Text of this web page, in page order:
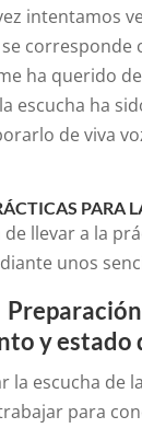
intentamos
corresponde
ha querido
escucha ha
de viva
PARA
llevar a la
unos
y estado
la escucha de
para